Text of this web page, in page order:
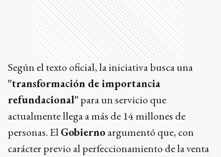
Según el texto oficial, la iniciativa busca una
"transformación de importancia
refundacional" para un servicio que
actualmente llega a más de 14 millones de
personas. El Gobierno argumentó que, con
carácter previo al perfeccionamiento de la venta